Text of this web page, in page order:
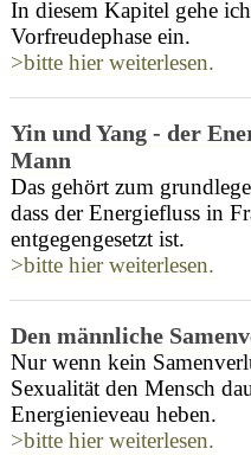
In diesem Kapitel gehe
Vorfreudephase ein.
>bitte hier weiterlesen.
Yin und Yang - der
Mann
Das gehört zum
dass der Energiefluss in
entgegengesetzt ist.
>bitte hier weiterlesen.
Den männliche
Nur wenn kein
Sexualität den Mensch
Energienieveau heben.
>bitte hier weiterlesen.